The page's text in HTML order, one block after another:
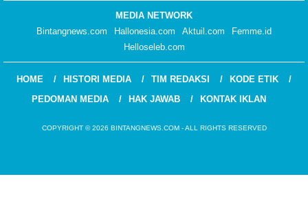
MEDIA NETWORK
Bintangnews.com
Hallonesia.com Aktuil.com
Femme.id
Helloseleb.com
HOME HISTORI MEDIA TIM REDAKSI
KODE ETIK
PEDOMAN MEDIA
HAK JAWAB KONTAK IKLAN
COPYRIGHT © 2026 BINTANGNEWS.COM - ALL RIGHTS RESERVED